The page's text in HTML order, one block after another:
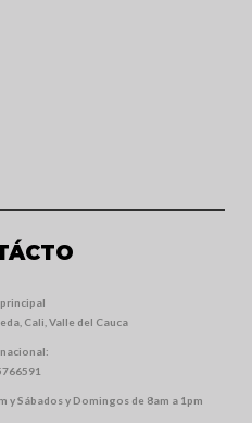
Cali, Valle del Cauca
y Sábados y Domingos de 8am a 1pm